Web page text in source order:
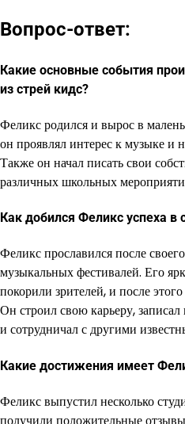
Вопрос-ответ:
Какие основные события
из стрей кидс?
Феликс родился и вырос в
он проявлял интерес к музыке и
Также он начал писать свои
различных школьных
Как добился Феликс успеха в
Феликс прославился после
музыкальных фестивалей. Его
покорили зрителей, и после
Он строил свою карьеру,
и сотрудничал с другими
Какие достижения имеет
Феликс выпустил несколько
получили положительные